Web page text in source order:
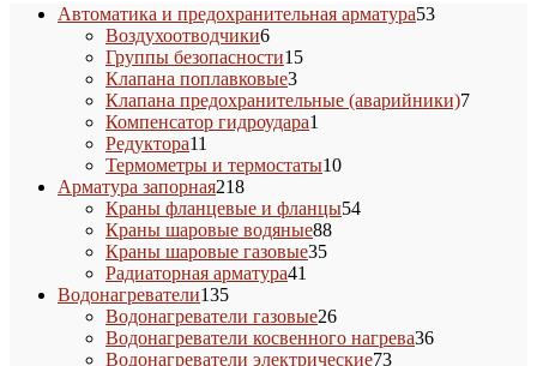
Автоматика и предохранительная арматура5353
Воздухоотводчики66
товаров
Группы безопасности1515
Клапана поплавковые33
товара
Клапана предохранительные (аварийники)77
Компенсатор гидроудара1
Редуктора11
товаров
Термометры и термостаты1010
Арматура запорная218218
товаров
Краны фланцевые и фланцы5454
Краны шаровые водяные8888
Краны шаровые газовые3535
Радиаторная арматура41
Водонагреватели135135
товаров
Водонагреватели газовые2626
товаров
Водонагреватели косвенного нагрева3636
Водонагреватели электрические7373